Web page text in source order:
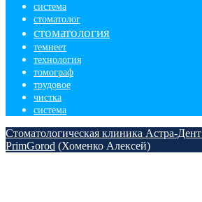
система
стоматолог
стоматология
темнеет
технология
томограф
трудовое
чистка
​система
Стоматологическая клиника Астра-Дент
PrimGorod (Хоменко Алексей)